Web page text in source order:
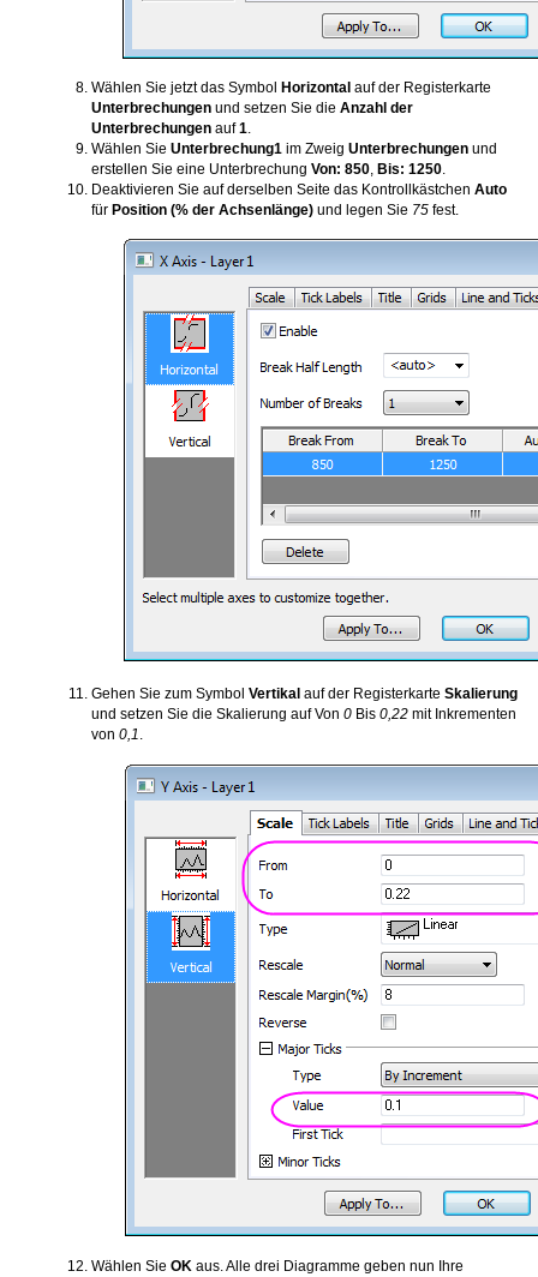
Wählen Sie jetzt das Symbol Horizontal auf der Registerkarte
Unterbrechungen und setzen Sie die Anzahl der
Unterbrechungen auf1.
Wählen Sie Unterbrechung1 im Zweig Unterbrechungen und
erstellen Sie eine Unterbrechung Von: 850, Bis: 1250.
Deaktivieren Sie auf derselben Seite das Kontrollkästchen Auto
für Position (% der Achsenlänge) und legen Sie 75 fest.
Gehen Sie zum Symbol Vertikal auf der Registerkarte Skalierung
und setzen Sie die Skalierung auf Von 0 Bis 0,22 mit Inkrementen
von 0,1
Wählen Sie OK aus. Alle drei Diagramme geben nun Ihre